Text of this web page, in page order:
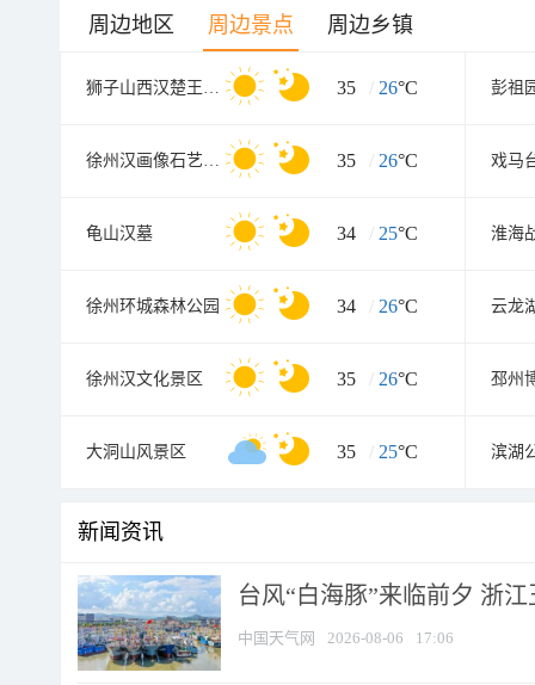
周边地区 周边景点 周边乡镇
狮子山西汉楚王墓(陪葬兵马俑坑 35 / 26°C 彭祖
徐州汉画像石艺术馆北馆 35 / 26°C 戏马
龟山汉墓 34 / 25°C
徐州环城森林公园 34 / 26°C 云龙
徐州汉文化景区 35 / 26°C 邳州
大洞山风景区 35 / 25°C 滨湖
新闻资讯
台风“白海豚”来临前夕 浙
中国天气网 2026-08-06 17:06